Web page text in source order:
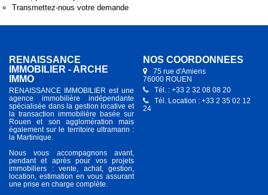
Transmettez-nous votre demande
RENAISSANCE
IMMOBILIER - ARCHE
IMMO
RENAISSANCE IMMOBILIER est une
agence immobilière indépendante
spécialisée dans la gestion locative et
la transaction immobilière basée sur
Rouen et son agglomération mais
également sur le territoire ultramarin :
la Martinique.
Nous vous accompagnons avant,
pendant et après pour vos projets
immobiliers : vente, achat, gestion,
location, estimation en vous assurant
une prise en charge complète.
NOS COORDONNÉES
75 rue d'Amiens
76000 ROUEN
Tél. : +33 2 32 08 08 20
Tél. Location : +33 2 35 02 12
24